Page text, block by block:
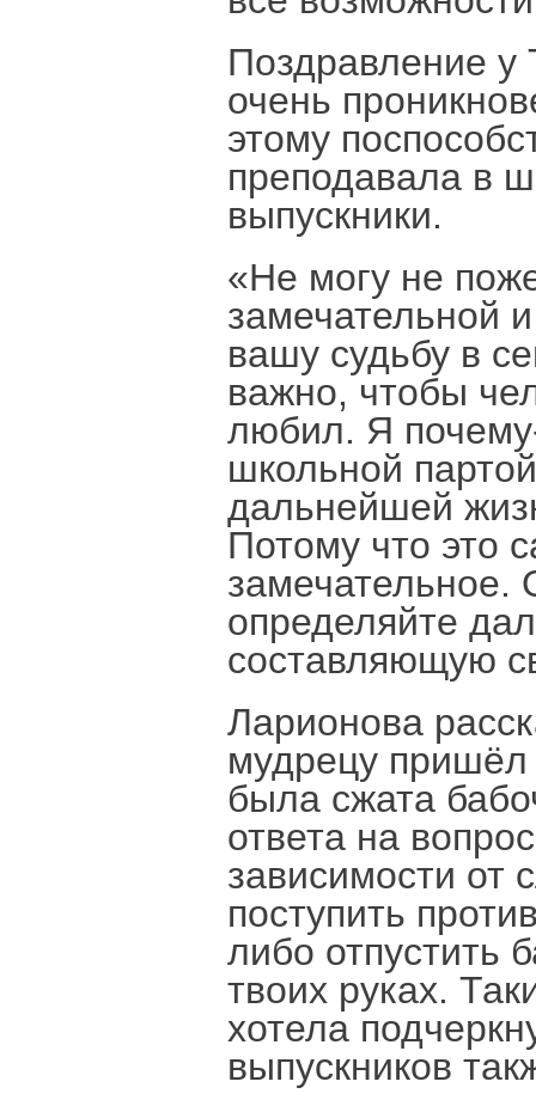
Поздравление у
очень
этому
преподавала в
выпускники.
«Не могу не
замечательной
вашу судьбу в
важно, чтобы
любил. Я
школьной
дальнейшей
Потому что это
замечательное.
определяйте
составляющую
Ларионова
мудрецу пришёл
была сжата
ответа на
зависимости от
поступить
либо отпустить
твоих руках.
хотела
выпускников